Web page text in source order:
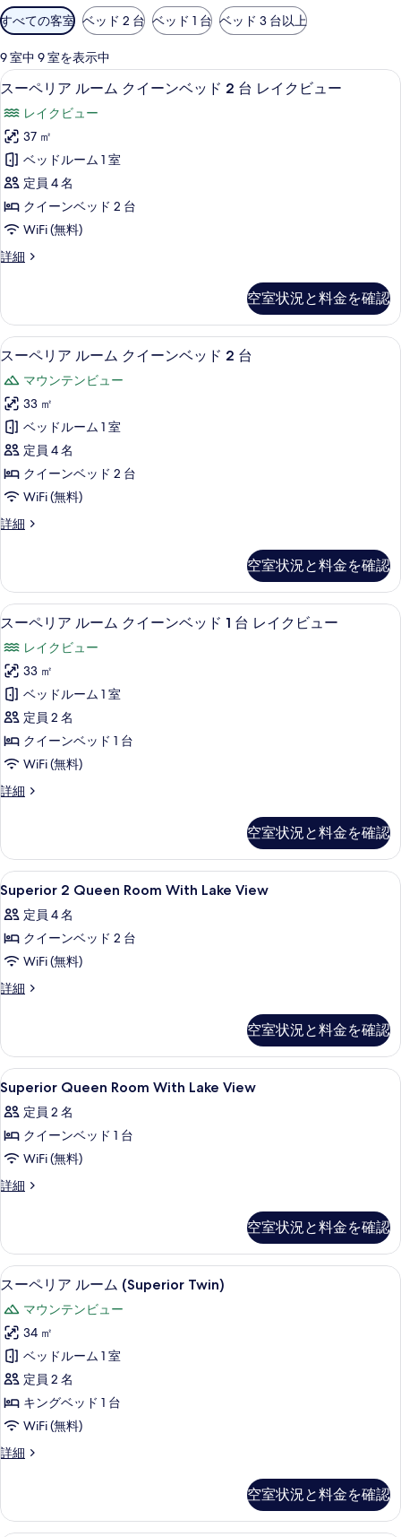
真
ギ
ャ
ラ
リ
ー
利
用
可
能
な
客
室
の
絞
り
込
み
条
すべての客室 ベッド 2 台 ベッド 1 台 ベッド 3 台以上
9 室中 9 室を表示中
ス
ペ
リ
ア
ル
ー
ク
ー
ン
ベ
ッ
ド
2
台
レ
イ
ク
ー
の
べ
て
の
写
真
を
表
す
る
セーフティボックス (室内)、デスク
11
スーペリア ルーム クイーンベッド 2 台 レイクビュー
レイクビュー
37 ㎡
ベッドルーム 1 室
定員 4 名
クイーンベッド 2 台
WiFi (無料)
詳細
ス
ア
ル
ー
ク
イ
ー
ン
ベ
ッ
ド
2
台
レ
ビ
ュ
ー
の
詳
空室状況と料金を確認
ス
ー
ペ
リ
ア
ル
ー
ク
ー
ン
ベ
ッ
ド
2
台
の
す
べ
写
真
を
表
示
す
る
スーペリア ルーム クイーンベッド
8
スーペリア ルーム クイーンベッド 2 台
マウンテンビュー
33 ㎡
ベッドルーム 1 室
定員 4 名
クイーンベッド 2 台
WiFi (無料)
詳細
ス
ア
ル
ー
ク
イ
ー
ン
ベ
ッ
ド
2
台
の
空室状況と料金を確認
ス
ペ
リ
ア
ル
ー
ク
ー
ン
ベ
ッ
ド
1
台
ク
ビ
ュ
ー
の
す
べ
の
写
真
を
表
示
す
る
スーペリア ルーム クイーンベッド 1
9
スーペリア ルーム クイーンベッド 1 台 レイクビュー
レイクビュー
33 ㎡
ベッドルーム 1 室
定員 2 名
クイーンベッド 1 台
WiFi (無料)
詳細
ス
ア
ル
ー
ク
イ
ン
ベ
ッ
台
イ
ク
ビ
ュ
ー
の
詳
細
空室状況と料金を確認
Superior
2
Queen
Room
With
Lake
す
べ
て
の
写
真
を
す
る
セーフティボックス (室内)、デスク
3
Superior 2 Queen Room With Lake View
定員 4 名
クイーンベッド 2 台
WiFi (無料)
詳細
Superior
With
Lake
View
詳
細
空室状況と料金を確認
Superior
Queen
Room
With
Lake
View
べ
て
の
写
真
を
表
示
す
る
セーフティボックス (室内)、デスク
3
Superior Queen Room With Lake View
定員 2 名
クイーンベッド 1 台
WiFi (無料)
詳細
Superior
Lake
View
の
細
空室状況と料金を確認
ス
ー
ペ
リ
ア
ル
ー
(Superior
す
スーペリア ルーム (Superior Twin) |
5
スーペリア ルーム (Superior Twin)
マウンテンビュー
34 ㎡
ベッドルーム 1 室
定員 2 名
キングベッド 1 台
WiFi (無料)
詳細
ス
ア
ル
空室状況と料金を確認